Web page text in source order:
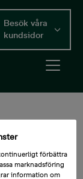
Besök våra
kundsidor
Open
förbättra
marknadsföring
information om